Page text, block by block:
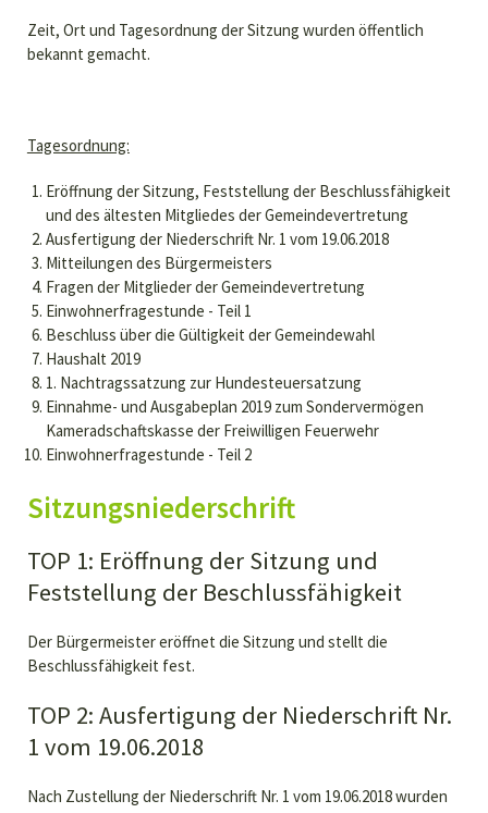
Zeit, Ort und Tagesordnung der Sitzung wurden öffentlich
bekannt gemacht.
Tagesordnung:
Eröffnung der Sitzung, Feststellung der Beschlussfähigkeit
und des ältesten Mitgliedes der Gemeindevertretung
Ausfertigung der Niederschrift Nr. 1 vom 19.06.2018
Mitteilungen des Bürgermeisters
Fragen der Mitglieder der Gemeindevertretung
Einwohnerfragestunde - Teil 1
Beschluss über die Gültigkeit der Gemeindewahl
Haushalt 2019
1. Nachtragssatzung zur Hundesteuersatzung
Einnahme- und Ausgabeplan 2019 zum Sondervermögen
Kameradschaftskasse der Freiwilligen Feuerwehr
Einwohnerfragestunde - Teil 2
Sitzungsniederschrift
TOP 1: Eröffnung der Sitzung und
Feststellung der Beschlussfähigkeit
Der Bürgermeister eröffnet die Sitzung und stellt die
Beschlussfähigkeit fest.
TOP 2: Ausfertigung der Niederschrift Nr.
1 vom 19.06.2018
Nach Zustellung der Niederschrift Nr. 1 vom 19.06.2018 wurden